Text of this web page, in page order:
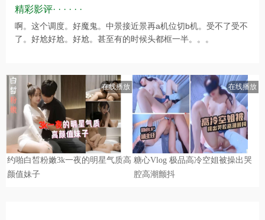
精彩影评· · · · · ·
啊。这个调度。好魔鬼。中景接近景再a机位切b机。受不了受不
了。好尬好尬。好尬。甚至有的时候头都框一半。。。